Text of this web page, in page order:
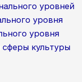
уровней
уровня
уровня
культуры